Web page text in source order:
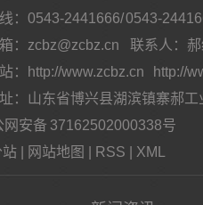
：0543-2441666/ 0543-
： zcbz@zcbz.cn
联系人：
：
http://www.zcbz.cn http://
：山东省博兴县湖滨镇寨郝工
网安备 37162502000338号
站
网站地图 RSS XML